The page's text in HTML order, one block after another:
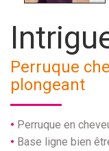
Perruque
plongeant
Perruque en
Base ligne bien